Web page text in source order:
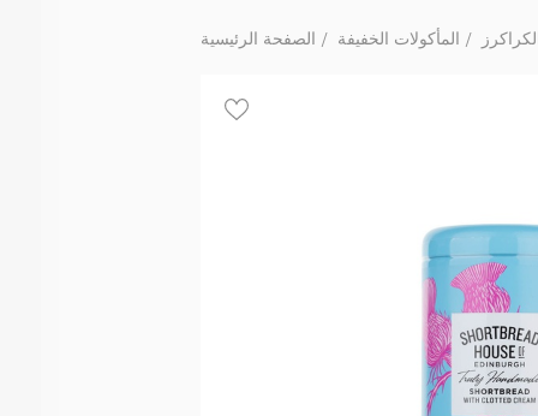
الصفحة الرئيسية المأكولات الخفيفة